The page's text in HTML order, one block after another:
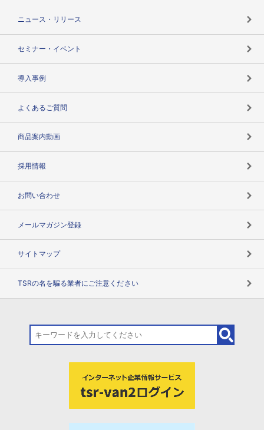
ニュース・リリース
セミナー・イベント
導入事例
よくあるご質問
商品案内動画
採用情報
お問い合わせ
メールマガジン登録
サイトマップ
TSRの名を騙る業者にご注意ください